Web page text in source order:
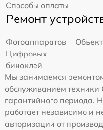
Способы оплаты
Ремонт
Фотоаппаратов
Цифровых
биноклей
Мы занимаемся
обслуживанием техники
гарантийного периода.
работает независимо и
авторизации от